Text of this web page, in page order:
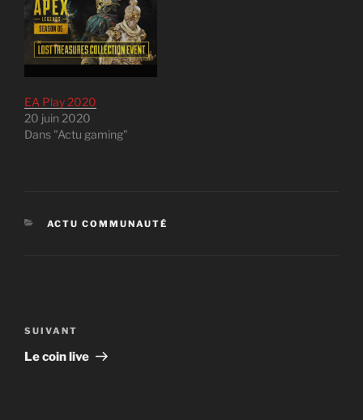
EA Play 2020
20 juin 2020
Dans "Actu gaming"
CATÉGORIES
ACTU COMMUNAUTÉ
de
l’article
Article
suivant
SUIVANT
Le coin live